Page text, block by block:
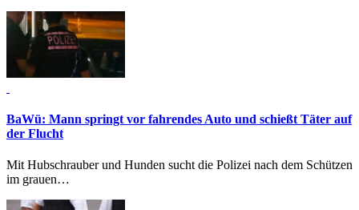
BaWü: Mann springt vor fahrendes Auto und schießt Täter auf
der Flucht
Mit Hubschrauber und Hunden sucht die Polizei nach dem Schützen
im grauen…